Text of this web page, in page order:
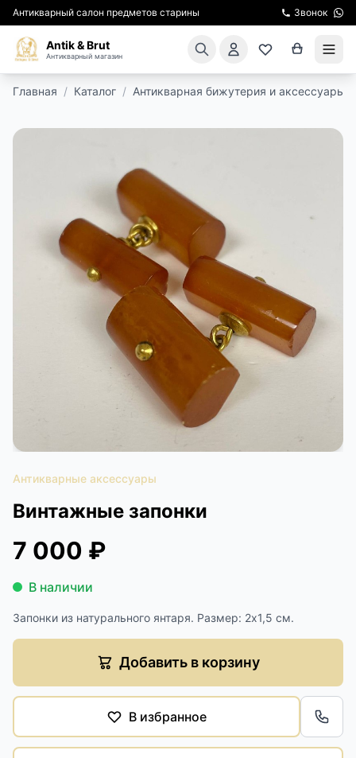
Антикварный салон предметов старины Звонок
Antik & Brut
Антикварный магазин
КИНОСЪЕМКА
ЭКСКУРСИИ
РЕСТАВРАЦИЯ
КУРСЫ ПО РЕСТАВРАЦИИ
ДОСТАВКА И ОПЛАТА
Главная / Каталог / Антикварная бижутерия и аксессуары
Антикварные аксессуары
Винтажные запонки
7 000 ₽
В наличии
Запонки из натурального янтаря. Размер: 2х1,5 см.
Добавить в корзину
В избранное